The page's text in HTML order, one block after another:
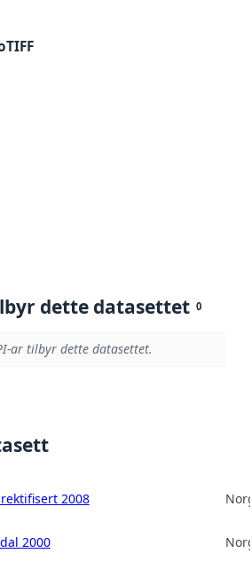
dette datasettet 0
ar tilbyr dette datasettet.
2008
2000